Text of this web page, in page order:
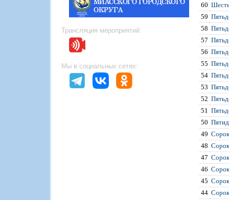
Трансляция мероприятий:
Мы в социальных сетях:
60
59
58
57
56
55
54
53
52
51
50
49
48
47
46
45
44